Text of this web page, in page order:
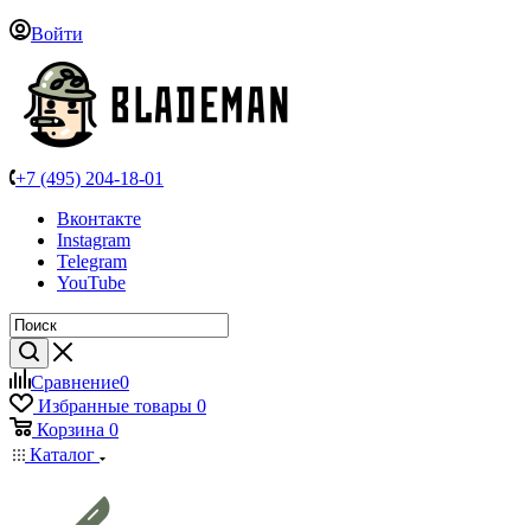
Войти
+7 (495) 204-18-01
Вконтакте
Instagram
Telegram
YouTube
Сравнение0
Избранные товары 0
Корзина 0
Каталог